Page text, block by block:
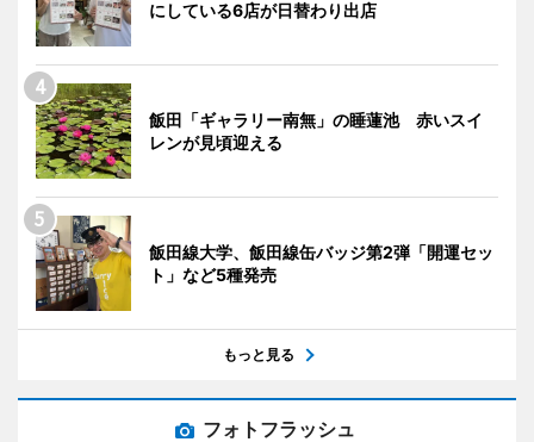
にしている6店が日替わり出店
飯田「ギャラリー南無」の睡蓮池 赤いスイ
レンが見頃迎える
飯田線大学、飯田線缶バッジ第2弾「開運セッ
ト」など5種発売
もっと見る
フォトフラッシュ